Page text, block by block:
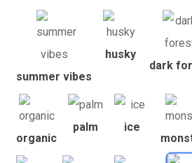
summer vibes
husky
dark
organic
palm
ice